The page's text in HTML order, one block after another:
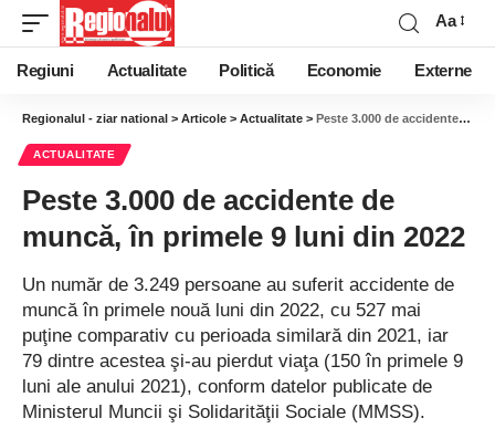
Aa
Regiuni Actualitate Politică Economie Externe
Regionalul - ziar national > Articole > Actualitate > Peste 3.000 de accidente de muncă, în primele 9 luni din 2022
ACTUALITATE
Peste 3.000 de accidente de
muncă, în primele 9 luni din 2022
Un număr de 3.249 persoane au suferit accidente de
muncă în primele nouă luni din 2022, cu 527 mai
puţine comparativ cu perioada similară din 2021, iar
79 dintre acestea şi-au pierdut viaţa (150 în primele 9
luni ale anului 2021), conform datelor publicate de
Ministerul Muncii şi Solidarităţii Sociale (MMSS).